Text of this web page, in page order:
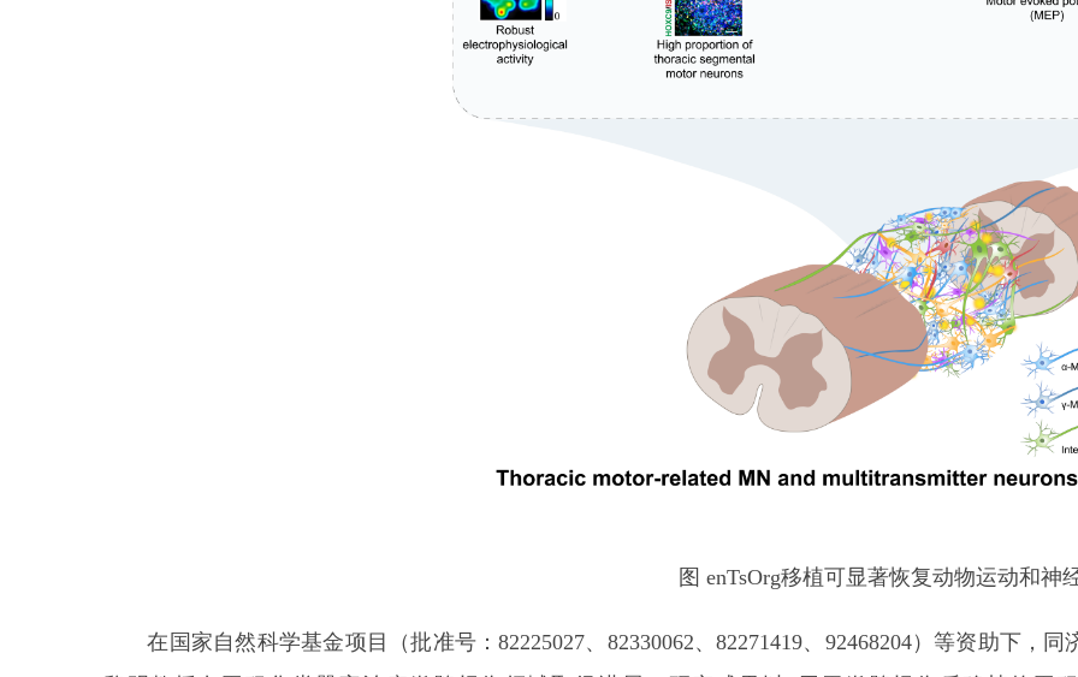
图 enTsOrg移植可显著恢复动物运动和神
在国家自然科学基金项目（批准号：82225027、82330062、82271419、92468204）等资助下，